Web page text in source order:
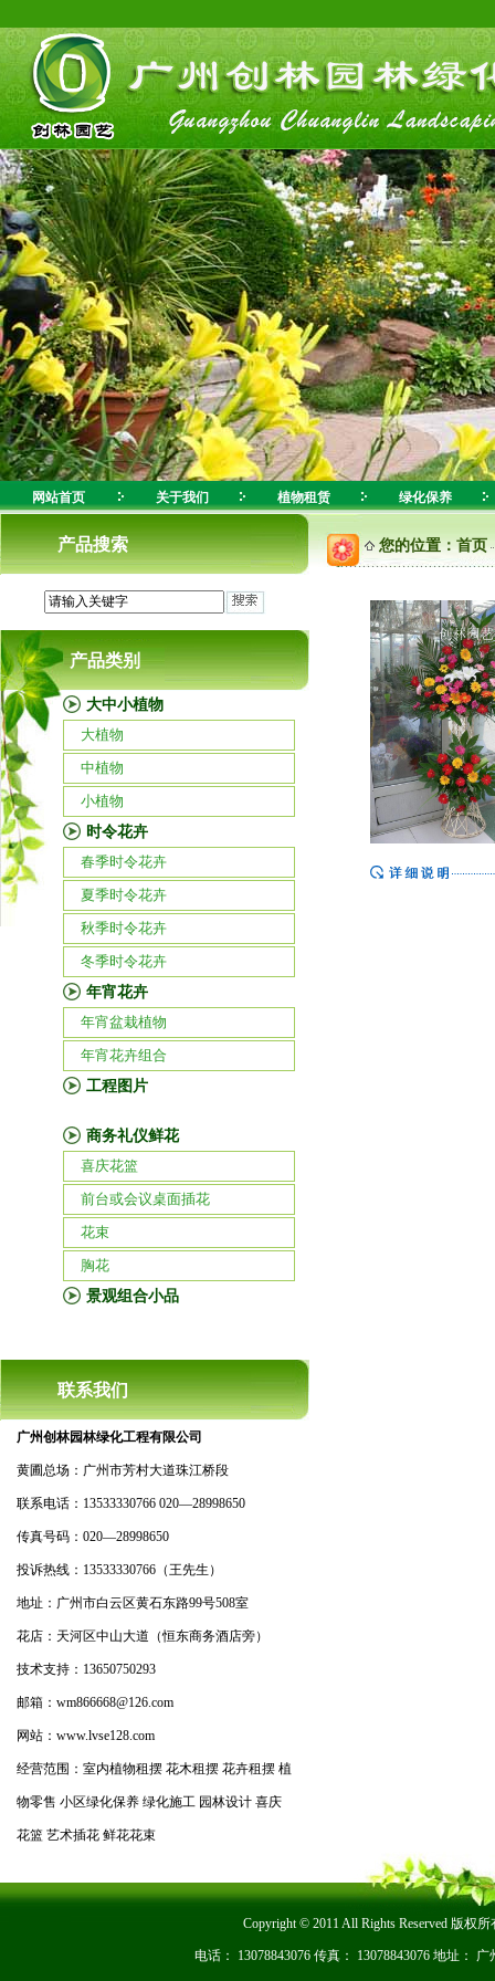
网站首页 关于我们 植物租赁 绿化保养
产品搜索
产品类别
大中小植物
大植物
中植物
小植物
时令花卉
春季时令花卉
夏季时令花卉
秋季时令花卉
冬季时令花卉
年宵花卉
年宵盆栽植物
年宵花卉组合
工程图片
商务礼仪鲜花
喜庆花篮
前台或会议桌面插花
花束
胸花
景观组合小品
联系我们
广州创林园林绿化工程有限公司
黄圃总场：广州市芳村大道珠江桥段
联系电话：13533330766 020—28998650
传真号码：020—28998650
投诉热线：13533330766（王先生）
地址：广州市白云区黄石东路99号508室
花店：天河区中山大道（恒东商务酒店旁）
技术支持：13650750293
邮箱：wm866668@126.com
网站：www.lvse128.com
经营范围：室内植物租摆 花木租摆 花卉租摆 植
物零售 小区绿化保养 绿化施工 园林设计 喜庆
花篮 艺术插花 鲜花花束
您的位置：首页
Copyright © 2011 All Rights Reserved 版权
电话： 13078843076 传真： 13078843076 地址：